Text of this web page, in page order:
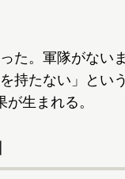
た。軍隊がない
持たない」とい
生まれる。